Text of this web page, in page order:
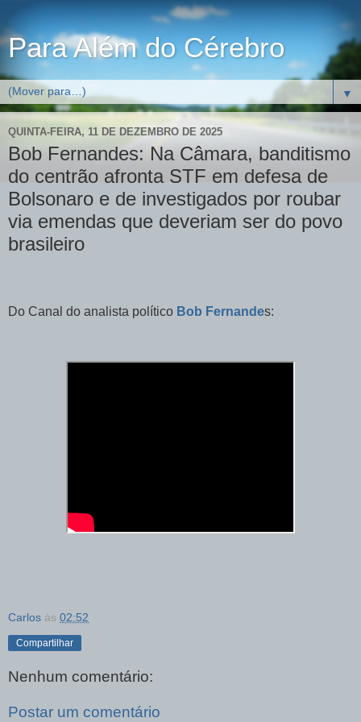
Para Além do Cérebro
▼
QUINTA-FEIRA, 11 DE DEZEMBRO DE 2025
Bob Fernandes: Na Câmara, banditismo
do centrão afronta STF em defesa de
Bolsonaro e de investigados por roubar
via emendas que deveriam ser do povo
brasileiro
Do Canal do analista político Bob Fernandes:
Carlos às 02:52
Compartilhar
Nenhum comentário:
Postar um comentário